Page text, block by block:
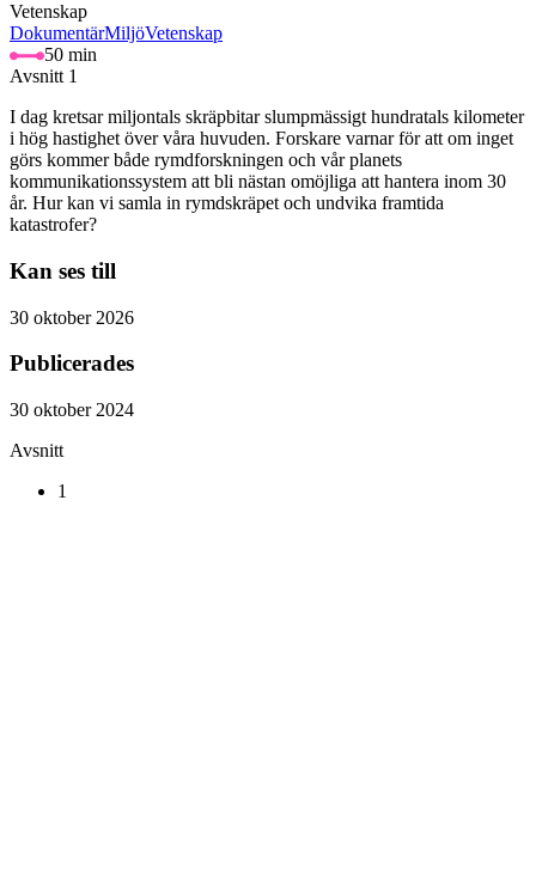
Vetenskap
DokumentärMiljöVetenskap
50 min
Avsnitt 1
I dag kretsar miljontals skräpbitar slumpmässigt hundratals kilometer
i hög hastighet över våra huvuden. Forskare varnar för att om inget
görs kommer både rymdforskningen och vår planets
kommunikationssystem att bli nästan omöjliga att hantera inom 30
år. Hur kan vi samla in rymdskräpet och undvika framtida
katastrofer?
Kan ses till
30 oktober 2026
Publicerades
30 oktober 2024
Avsnitt
1